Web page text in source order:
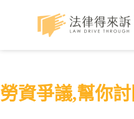
勞資爭議,幫你